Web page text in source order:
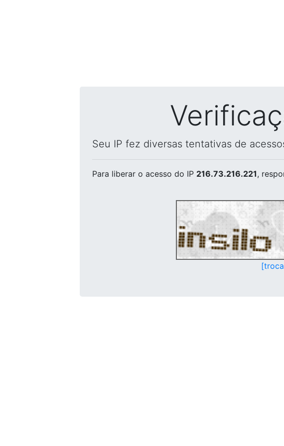
Seu IP fez diversas tentativas de
Para liberar o acesso do IP 216.73.216.221,